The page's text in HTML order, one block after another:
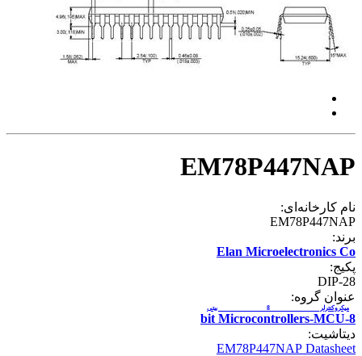
EM78P447NAP
نام کارخانه‌ای:
EM78P447NAP
برند:
Elan Microelectronics Co
پکیج:
DIP-28
عنوان گروه:
8-bit Microcontrollers-MCU
میکروکنترلر 8 بیتی
دیتاشیت:
EM78P447NAP Datasheet